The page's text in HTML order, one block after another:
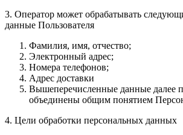
3. Оператор может обрабатывать
данные Пользователя
Фамилия, имя, отчество;
Электронный адрес;
Номера телефонов;
Адрес доставки
Вышеперечисленные данные далее
объединены общим понятием
4. Цели обработки персональных данных